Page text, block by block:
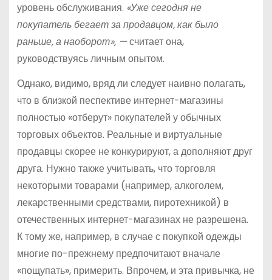
уровень обслуживания. «Уже сегодня не
покупатель бегает за продавцом, как было
раньше, а наоборот», —считает она,
руководствуясь личным опытом.
Однако, видимо, вряд ли следует наивно полагать,
что в близкой песпективе интернет-магазины
полностью «отберут» покупателей у обычных
торговых объектов. Реальные и виртуальные
продавцы скорее не конкурируют, а дополняют друг
друга. Нужно также учитывать, что торговля
некоторыми товарами (например, алкоголем,
лекарственными средствами, пиротехникой) в
отечественных интернет-магазинах не разрешена.
К тому же, например, в случае с покупкой одежды
многие по-прежнему предпочитают вначале
«пощупать», примерить. Впрочем, и эта привычка, не